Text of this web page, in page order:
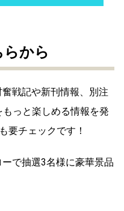
らから
奮戦記や新刊情報、別注
っと楽しめる情報を発
要チェックです！
で抽選3名様に豪華景品